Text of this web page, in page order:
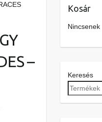
–
Kosár
Nincsenek
Keresés